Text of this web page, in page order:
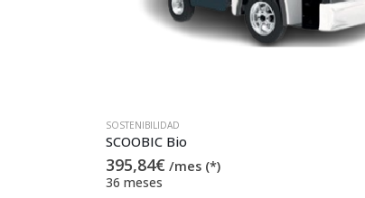
SOSTENIBILIDAD
SCOOBIC Bio
395,84€ /mes (*)
36 meses